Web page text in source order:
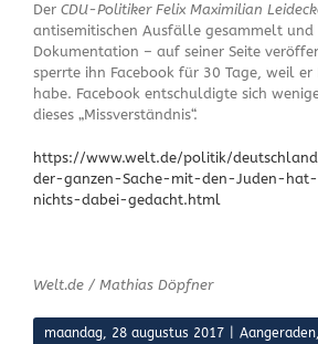
Der CDU-Politiker Felix Maximilian
antisemitischen Ausfälle gesammelt
Dokumentation – auf seiner Seite
sperrte ihn Facebook für 30 Tage, weil er
habe. Facebook entschuldigte sich
dieses „Missverständnis“.
https://www.welt.de/politik/
der-ganzen-Sache-mit-den-Juden-
nichts-dabei-gedacht.html
Welt.de / Mathias Döpfner
maandag, 28 augustus 2017 Aangeraden,